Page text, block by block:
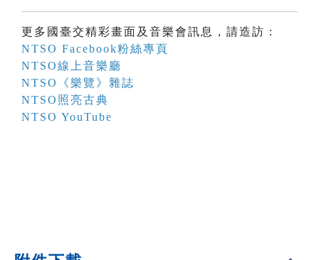
更多國臺交精彩畫面及音樂會訊息，請造訪：
NTSO Facebook粉絲專頁
NTSO線上音樂廳
NTSO《樂覽》雜誌
NTSO照亮古典
NTSO YouTube